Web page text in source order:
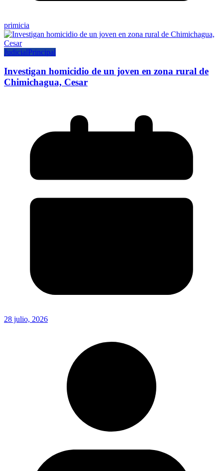
primicia
JudicialPrincipal
Investigan homicidio de un joven en zona rural de
Chimichagua, Cesar
28 julio, 2026